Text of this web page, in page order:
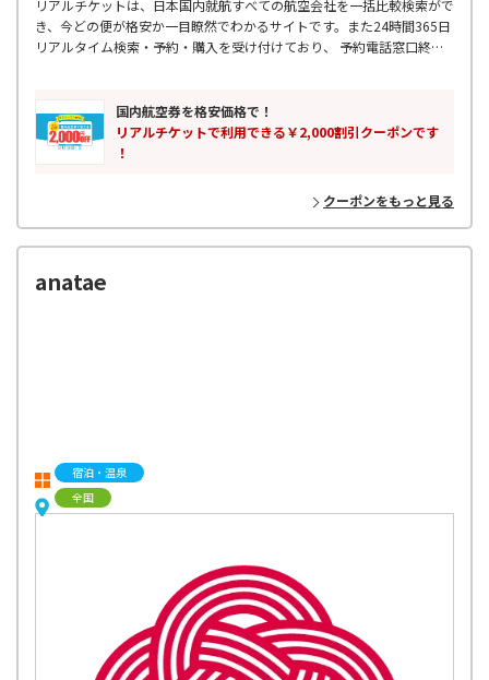
リアルチケットは、日本国内就航すべての航空会社を一括比較検索がで
き、今どの便が格安か一目瞭然でわかるサイトです。また24時間365日
リアルタイム検索・予約・購入を受け付けており、 予約電話窓口終了
購入をしていただけます。355日先の予約まででき、最大88%OFFの航
空券もご購入可能です。国内格安航空券はリアルチケットにお任せくだ
さい。
国内航空券を格安価格で！
リアルチケットで利用できる￥2,000割引クーポンです
！
クーポンをもっと見る
anatae
宿泊・温泉
全国